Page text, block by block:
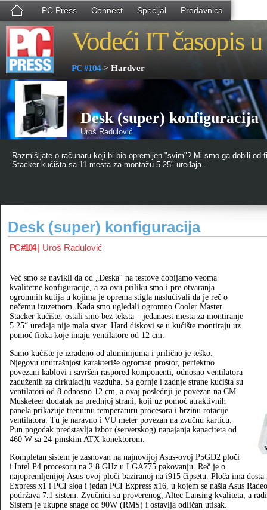
PC Press Connect Specijal Prodavnica
Vodeći IT časopis
PC #104> Hardver
Desk (super) konfiguracija
Uroš Radulović
Razmišljate o računaru koji bi bio opremljen "svim"? Mi smo ga dobili od
Stacker kućišta sa 11 mesta za montažu 5.25" uređaja...
Desk (super) konfiguracija
PC #104| Uroš Radulović
Već smo se navikli da od „Deska“ na testove dobijamo veoma
kvalitetne konfiguracije, a za ovu priliku smo i pre otvaranja
ogromnih kutija u kojima je oprema stigla naslućivali da je reč o
nečemu izuzetnom. Kada smo ugledali ogromno Cooler Master
Stacker kućište, ostali smo bez teksta – jedanaest mesta za montiranje
5.25“ uređaja nije mala stvar. Hard diskovi se u kućište montiraju uz
pomoć fioka koje imaju ventilatore od 12 cm.
Samo kućište je izrađeno od aluminijuma i prilično je teško.
Njegovu unutrašnjost karakteriše ogroman prostor, perfektno
povezani kablovi i savršen raspored komponenti, odnosno ventilatora
zaduženih za cirkulaciju vazduha. Sa gornje i zadnje strane kućišta su
ventilatori od 8 odnosno 12 cm, a ovaj poslednji je povezan na CM
Musketeer dodatak na prednjoj strani, koji uz pomoć atraktivnih
panela prikazuje trenutnu temperaturu procesora i brzinu rotacije
ventilatora. Tu je naravno i VU meter povezan na zvučnu karticu.
Pun pogodak predstavlja izbor (serverskog) napajanja kapaciteta od
460 W sa 24-pinskim ATX konektorom.
Kompletan sistem je zasnovan na najnovijoj Asus-ovoj P5GD2 ploči
i Intel P4 procesoru na 2.8 GHz u LGA775 pakovanju. Reč je o
najopremljenijoj Asus-ovoj ploči baziranoj na i915 čipsetu. Ploča ima
Express x1 i PCI sloa i jedan PCI Express x16, u kojem se našla Asus
podržava 7.1 sistem. Zvučnici su proverenog, Altec Lansing kvaliteta, a
Sistem je ukupne snage od 90W (RMS) i ostavlja odličan utisak.